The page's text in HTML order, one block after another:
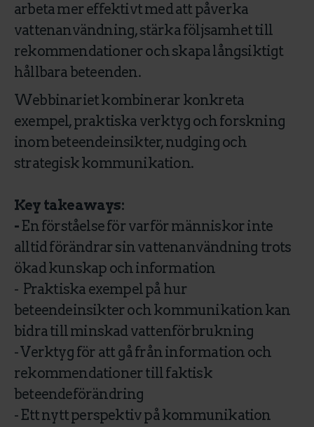
arbeta mer effektivt med att påverka
vattenanvändning, stärka följsamhet till
rekommendationer och skapa långsiktigt
hållbara beteenden.
Webbinariet kombinerar konkreta
exempel, praktiska verktyg och forskning
inom beteendeinsikter, nudging och
strategisk kommunikation.
Key takeaways:
-En förståelse för varför människor inte
alltid förändrar sin vattenanvändning trots
ökad kunskap och information
- Praktiska exempel på hur
beteendeinsikter och kommunikation kan
bidra till minskad vattenförbrukning
- Verktyg för att gå från information och
rekommendationer till faktisk
beteendeförändring
- Ett nytt perspektiv på kommunikation